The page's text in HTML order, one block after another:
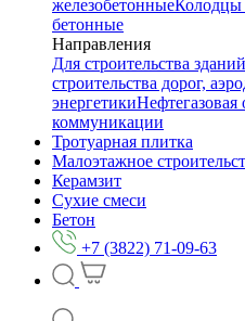
железобетонныеКолодцы
бетонные
Направления
Для строительства
строительства дорог,
энергетикиНефтегазовая
коммуникации
Тротуарная плитка
Малоэтажное
Керамзит
Сухие смеси
Бетон
+7 (3822) 71-09-63